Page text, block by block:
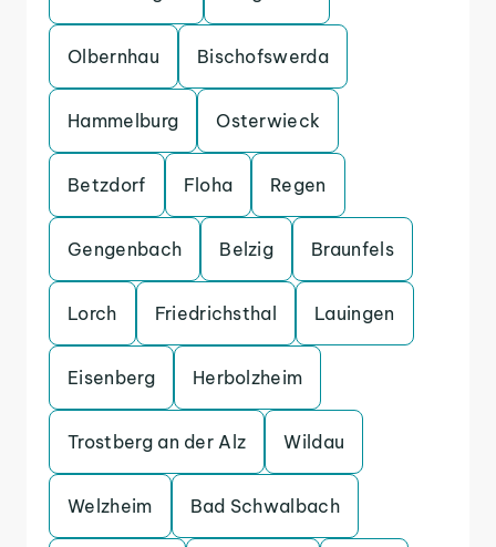
Olbernhau Bischofswerda
Hammelburg Osterwieck
Betzdorf Floha Regen
Gengenbach Belzig Braunfels
Lorch Friedrichsthal Lauingen
Eisenberg Herbolzheim
Trostberg an der Alz Wildau
Welzheim Bad Schwalbach